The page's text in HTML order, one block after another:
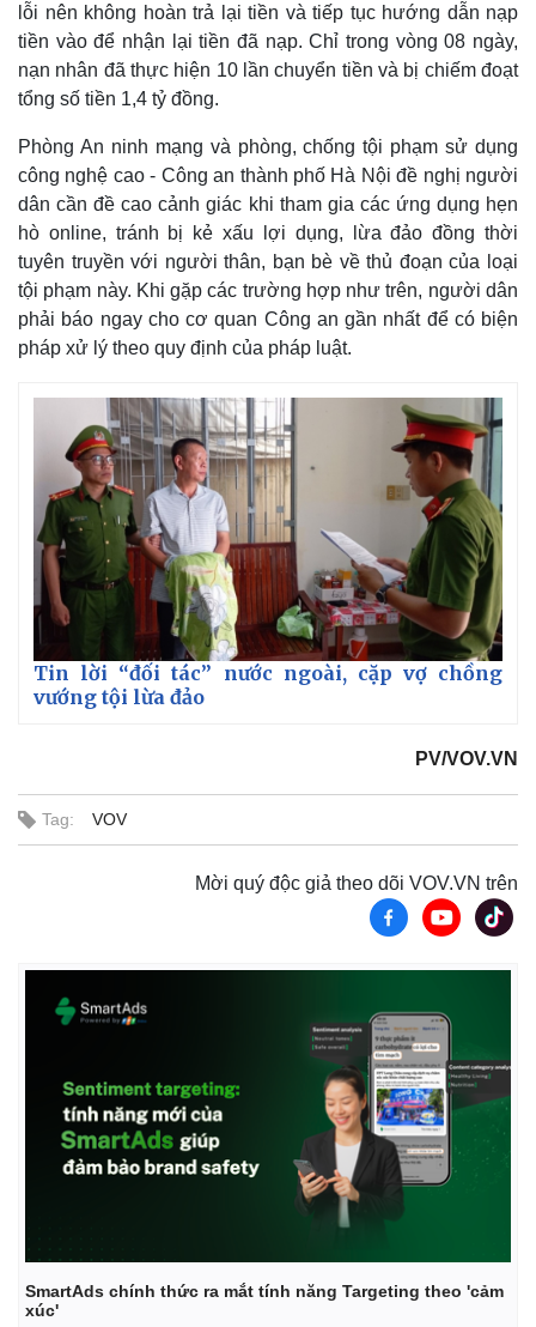
Thế giới
Quan sát
Cuộc sống đó đây
Hồ sơ
Multimedia
Video
Ảnh
E-Magazine
Infographic
lỗi nên không hoàn trả lại tiền và tiếp tục hướng dẫn nạp
tiền vào để nhận lại tiền đã nạp. Chỉ trong vòng 08 ngày,
nạn nhân đã thực hiện 10 lần chuyển tiền và bị chiếm đoạt
tổng số tiền 1,4 tỷ đồng.
Phòng An ninh mạng và phòng, chống tội phạm sử dụng
công nghệ cao - Công an thành phố Hà Nội đề nghị người
dân cần đề cao cảnh giác khi tham gia các ứng dụng hẹn
hò online, tránh bị kẻ xấu lợi dụng, lừa đảo đồng thời
tuyên truyền với người thân, bạn bè về thủ đoạn của loại
tội phạm này. Khi gặp các trường hợp như trên, người dân
phải báo ngay cho cơ quan Công an gần nhất để có biện
pháp xử lý theo quy định của pháp luật.
Tin lời “đối tác” nước ngoài, cặp vợ chồng
vướng tội lừa đảo
PV/VOV.VN
Tag: VOV
Mời quý độc giả theo dõi VOV.VN trên
SmartAds chính thức ra mắt tính năng Targeting theo 'cảm
xúc'